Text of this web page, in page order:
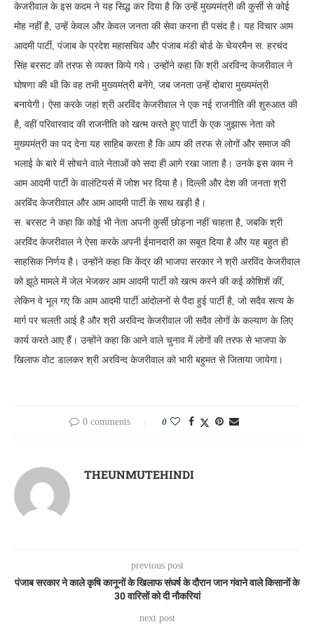
केजरीवाल के इस कदम ने यह सिद्ध कर दिया है कि उन्हें मुख्यमंत्री की कुर्सी से कोई
मोह नहीं है, उन्हें केवल और केवल जनता की सेवा करना ही पसंद है। यह विचार आम
आदमी पार्टी, पंजाब के प्रदेश महासचिव और पंजाब मंडी बोर्ड के चेयरमैन स. हरचंद
सिंह बरसट की तरफ से व्यक्त किये गये। उन्होंने कहा कि श्री अरविन्द केजरीवाल ने
घोषणा की थी कि वह तभी मुख्यमंत्री बनेंगे, जब जनता उन्हें दोबारा मुख्यमंत्री
बनायेगी। ऐसा करके जहां श्री अरविंद केजरीवाल ने एक नई राजनीति की शुरुआत की
है, वहीं परिवारवाद की राजनीति को खत्म करते हुए पार्टी के एक जुझारू नेता को
मुख्यमंत्री का पद देना यह साहिब करता है कि आप की तरफ से लोगों और समाज की
भलाई के बारे में सोचने वाले नेताओं को सदा ही आगे रखा जाता है। उनके इस काम ने
आम आदमी पार्टी के वालंटियर्स में जोश भर दिया है। दिल्ली और देश की जनता श्री
अरविंद केजरीवाल और आम आदमी पार्टी के साथ खड़ी है।
स. बरसट ने कहा कि कोई भी नेता अपनी कुर्सी छोड़ना नहीं चाहता है, जबकि श्री
अरविंद केजरीवाल ने ऐसा करके अपनी ईमानदारी का सबूत दिया है और यह बहुत ही
साहसिक निर्णय है। उन्होंने कहा कि केंद्र की भाजपा सरकार ने श्री अरविंद केजरीवाल
को झूठे मामले में जेल भेजकर आम आदमी पार्टी को खत्म करने की कई कोशिशें कीं,
लेकिन वे भूल गए कि आम आदमी पार्टी आंदोलनों से पैदा हुई पार्टी है, जो सदैव सत्य के
मार्ग पर चलती आई है और श्री अरविन्द केजरीवाल जी सदैव लोगों के कल्याण के लिए
कार्य करते आए हैं। उन्होंने कहा कि आने वाले चुनाव में लोगों की तरफ से भाजपा के
खिलाफ वोट डालकर श्री अरविन्द केजरीवाल को भारी बहुमत से जिताया जायेगा।
0 comments 0
THEUNMUTEHINDI
previous post
पंजाब सरकार ने काले कृषि कानूनों के खिलाफ संघर्ष के दौरान जान गंवाने वाले किसानों के
30 वारिसों को दी नौकरियां
next post